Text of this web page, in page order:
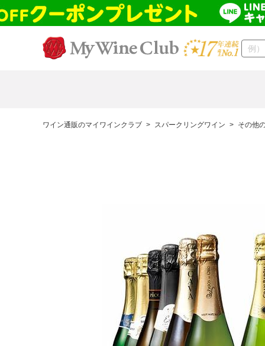
ワイン通販のマイワインクラブ > スパークリングワイン > その他